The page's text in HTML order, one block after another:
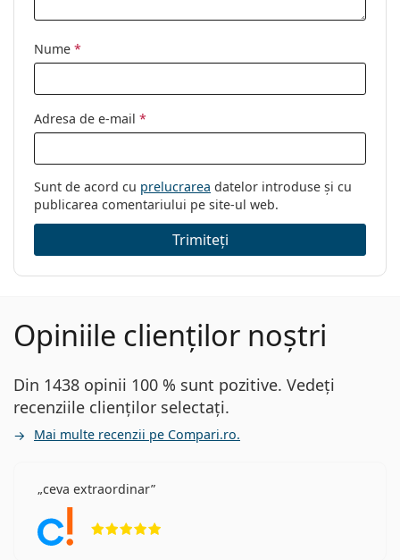
curățat:
Altele
Ochelari protectie calculator
Brand:
Lentiamo
Cod:
Giuseppe Stone Silver
Nume *
Adresa de e-mail *
Sunt de acord cu prelucrarea datelor introduse și cu
publicarea comentariului pe site-ul web.
Trimiteți
Opiniile clienților noștri
Din 1438 opinii 100 % sunt pozitive. Vedeți
recenziile clienților selectați.
Mai multe recenzii pe Compari.ro.
ceva extraordinar